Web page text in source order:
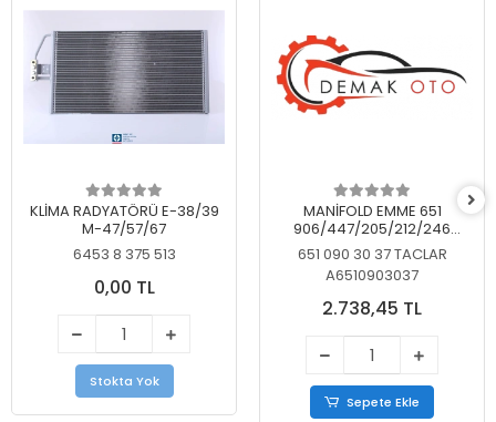
KLİMA RADYATÖRÜ E-38/39
M-47/57/67
6453 8 375 513
0,00 TL
Stokta Yok
MANİFOLD EMME 651
906/447/205/212/246
KELEBEKSİZ
651 090 30 37 TACLAR
A6510903037
2.738,45 TL
Sepete Ekle